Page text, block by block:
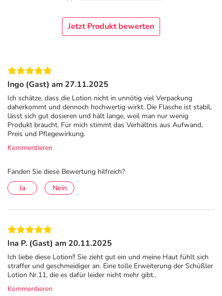
regenerativen Stoffwechselprozesse der Haut und
stabilisiert die natürliche Hautbarriere, wodurch die Haut
Das enthaltene
Germ Oil zeichnet sich durch folgende Eigenschaften aus:
intensiv pflegend: versorgt die Haut mit Feuchtigkeit
stark antioxidativ: schützt die Haut vor freien Radikalen
und vorzeitiger Hautalterung
hautstraffend: fördert die Festigkeit und Elastizität der
Haut
für Haut, die intensive Pflege und Regeneration
benötigt
Ackerschachtelhalmextrakt (Equisetum Arvense)
gekennzeichnet durch:
hoher Gehalt an wasserlöslicher Kieselsäure:
unterstützt die Festigkeit und Regeneration des
Bindegewebes durch eine zusammenziehende,
Jetzt Produkt bewerten
Ingo (Gast) am 27.11.2025
Ich schätze, dass die Lotion nicht in unnötig viel Verpackung
daherkommt und dennoch hochwertig wirkt. Die Flasche ist stabil,
lässt sich gut dosieren und hält lange, weil man nur wenig
Produkt braucht. Für mich stimmt das Verhältnis aus Aufwand,
Preis und Pflegewirkung.
Kommentieren
Fanden Sie diese Bewertung hilfreich?
Ja
Nein
Ina P. (Gast) am 20.11.2025
Ich liebe diese Lotion!! Sie zieht gut ein und meine Haut fühlt sich
straffer und geschmeidiger an. Eine tolle Erweiterung der Schüßler
Lotion Nr.11, die es dafür leider nicht mehr gibt..
Kommentieren